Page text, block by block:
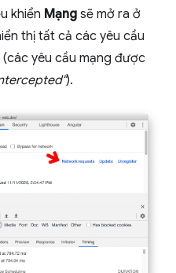
khiển Mạng sẽ mở ra ở
thị tất cả các yêu cầu
yêu cầu mạng được
).